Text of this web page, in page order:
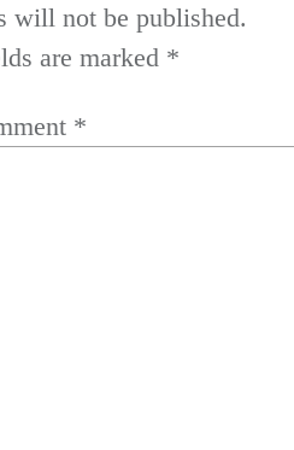
will not be published.
are marked *
*